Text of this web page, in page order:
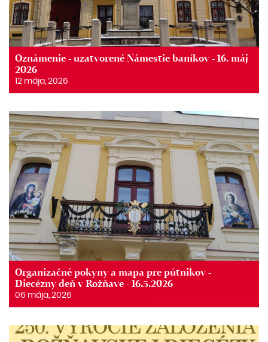
Oznámenie - uzatvorené Námestie baníkov - 16. máj
2026
12 mája, 2026
Organizačné pokyny a mapa pre pútnikov -
Diecézny deň v Rožňave - 16.5.2026
06 mája, 2026